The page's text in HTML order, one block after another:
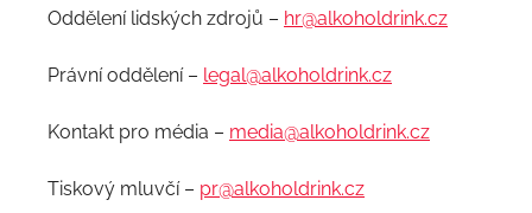
Oddělení lidských zdrojů – hr@alkoholdrink.cz
Právní oddělení – legal@alkoholdrink.cz
Kontakt pro média – media@alkoholdrink.cz
Tiskový mluvčí – pr@alkoholdrink.cz